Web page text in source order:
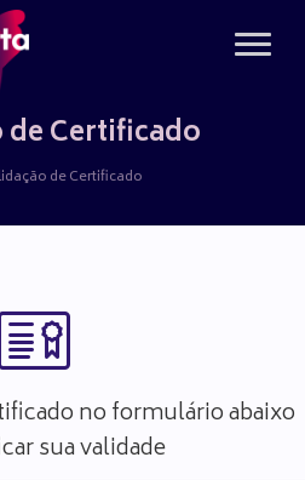
Certificado
de Certificado
no formulário abaixo
sua validade